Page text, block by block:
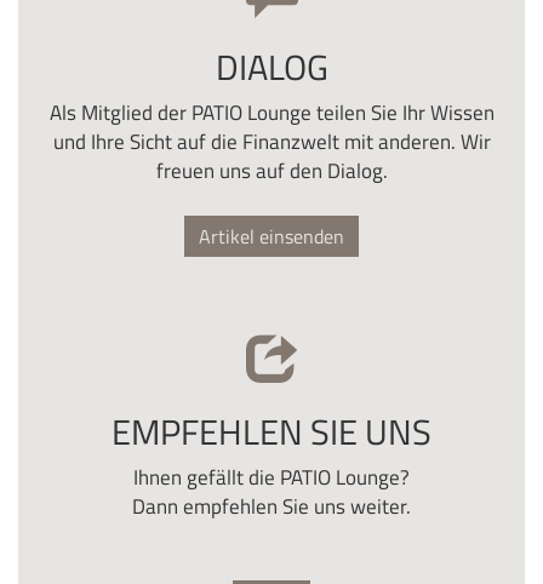
DIALOG
Als Mitglied der PATIO Lounge teilen Sie Ihr Wissen
und Ihre Sicht auf die Finanzwelt mit anderen. Wir
freuen uns auf den Dialog.
Artikel einsenden
EMPFEHLEN SIE UNS
Ihnen gefällt die PATIO Lounge?
Dann empfehlen Sie uns weiter.